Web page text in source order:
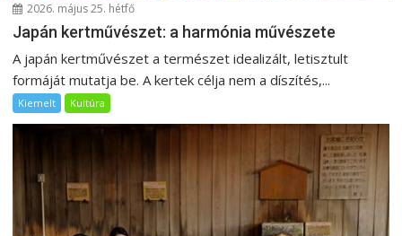
2026. május 25. hétfő
Japán kertművészet: a harmónia művészete
A japán kertművészet a természet idealizált, letisztult
formáját mutatja be. A kertek célja nem a díszítés,...
Kiemelt Kultúra